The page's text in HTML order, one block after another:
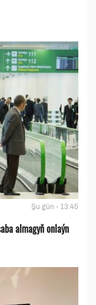
Şu gün - 13:45
almagyň onlaýn